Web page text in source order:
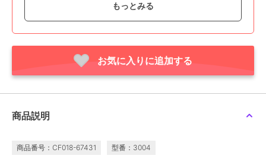
ハスキー
ラウンドトゥ 柔らか軽
¥200ｸｰﾎﾟﾝ
ハスキー
ァヴォ ポインテッドト
¥200ｸｰﾎﾟﾝ
ハスキー
ンビ 5.5cmヒールパン
もっとみる
お気に入りに追加する
商品説明
商品番号：CF018-67431 型番：3004